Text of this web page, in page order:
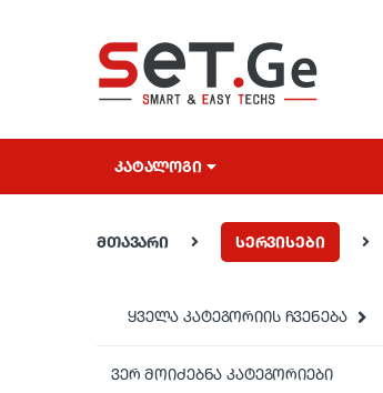
ᲙᲐᲢᲐᲚᲝᲒᲘ
მთავარი სერვისები
ყველა კატეგორიის ჩვენება
ვერ მოიძებნა კატეგორიები